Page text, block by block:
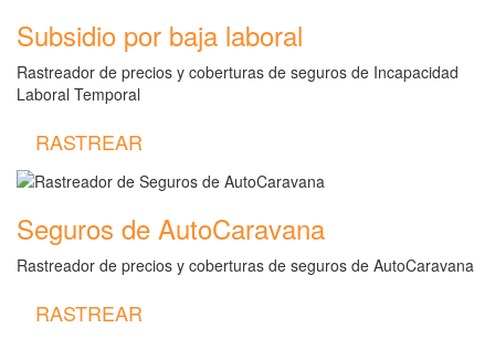
Subsidio por baja laboral
Rastreador de precios y coberturas de seguros de Incapacidad
Laboral Temporal
RASTREAR
Seguros de AutoCaravana
Rastreador de precios y coberturas de seguros de AutoCaravana
RASTREAR